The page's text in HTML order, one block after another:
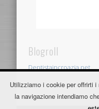
Blogroll
Dentistaincroazia.net
Fužine Apartmani
Utilizziamo i cookie per offrirti
la navigazione intendiamo